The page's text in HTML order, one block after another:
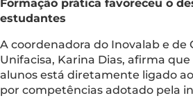
Formação prática favoreceu o
estudantes
A coordenadora do Inovalab e de
Unifacisa, Karina Dias, afirma
alunos está diretamente ligado
por competências adotado pela